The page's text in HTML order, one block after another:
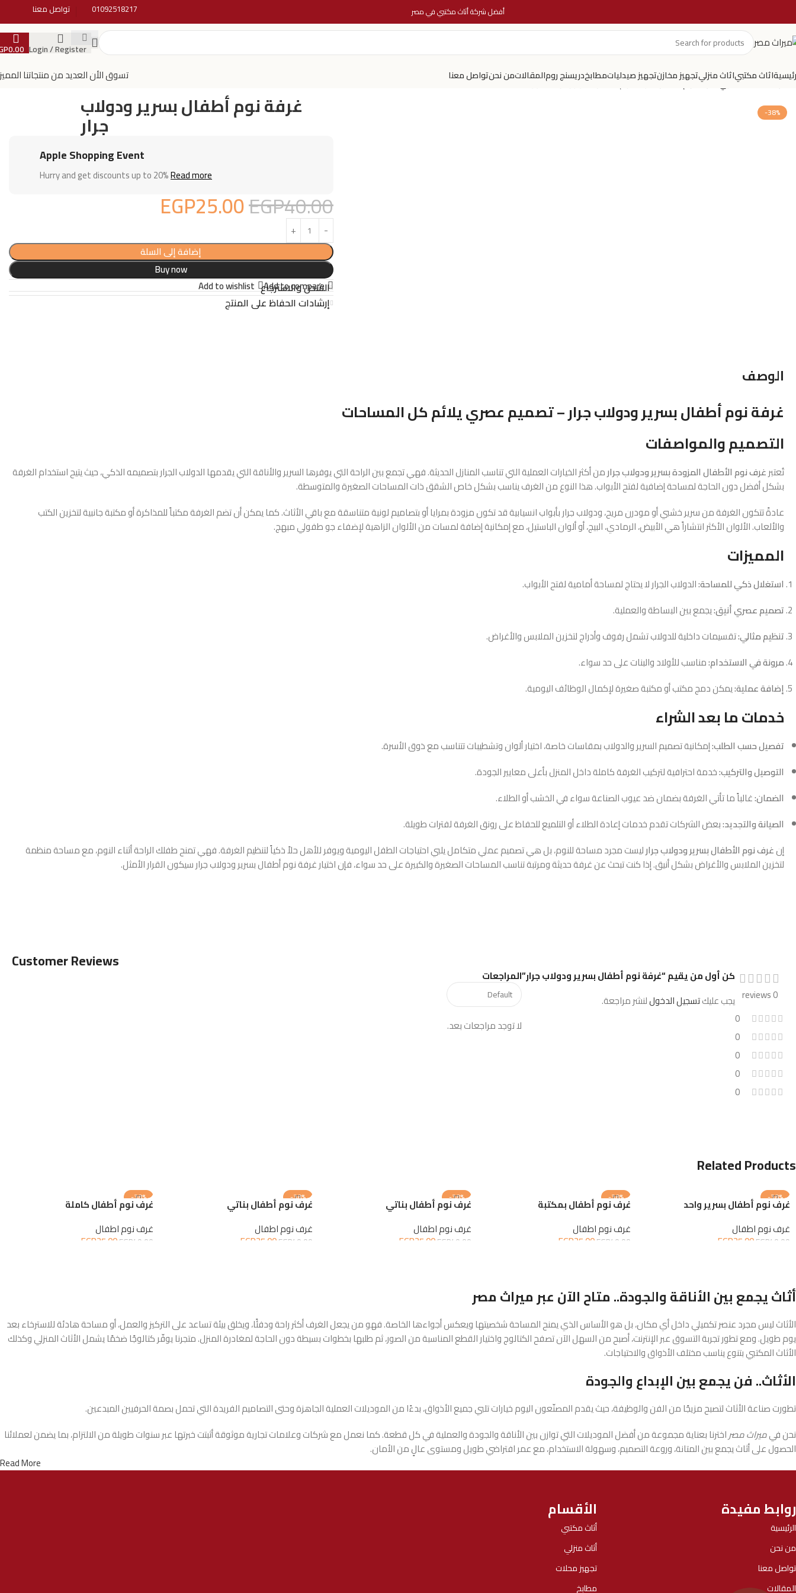
أفضل شركة أثاث مكتبي في مصر 01092518217 تواصل معنا
Login / Register
0.00
اثاث مكتبياثاث منزليتجهيز مخازنتجهيز صيدلياتمطابخدريسنج رومالمقالاتمن نحنتواصل معنا تسوق الأن العديد من منتجاتنا الرئيسية اثاث منزلي غرف نوم اطفال غرفة نوم أطفال بسرير ودولاب جرار
-38% غرفة نوم أطفال بسرير ودولاب
جرار
Apple Shopping Event
Hurry and get discounts up to 20%Read more
EGP40.00
EGP25.00
إضافة إلى السلة
Buy now
Add to compare
Add to wishlist الشحن والاسترجاع
إرشادات الحفاظ على المنتج
الوصف
غرفة نوم أطفال بسرير ودولاب جرار – تصميم عصري يلائم كل المساحات
التصميم والمواصفات
تُعتبرغرف نوم الأطفال المزودة بسرير ودولاب جرارمن أكثر الخيارات العملية التي تناسب المنازل الحديثة. فهي تجمع بين الراحة التي يوفرها السرير والأناقة التي يقدمها الدولاب الجرار بتصميمه الذكي، حيث يتيح استخدام الغرفة
بشكل أفضل دون الحاجة لمساحة إضافية لفتح الأبواب. هذا النوع من الغرف يناسب بشكل خاص الشقق ذات المساحات الصغيرة والمتوسطة.
عادةً تتكون الغرفة من سرير خشبي أو مودرن مريح، ودولاب جرار بأبواب انسيابية قد تكون مزودة بمرايا أو بتصاميم لونية متناسقة مع باقي الأثاث. كما يمكن أن تضم الغرفة مكتباً للمذاكرة أو مكتبة جانبية لتخزين الكتب
والألعاب. الألوان الأكثر انتشاراً هي الأبيض، الرمادي، البيج، أو ألوان الباستيل، مع إمكانية إضافة لمسات من الألوان الزاهية لإضفاء جو طفولي مبهج.
المميزات
استغلال ذكي للمساحة:الدولاب الجرار لا يحتاج لمساحة أمامية لفتح الأبواب.
تصميم عصري أنيق:يجمع بين البساطة والعملية.
تنظيم مثالي:تقسيمات داخلية للدولاب تشمل رفوف وأدراج لتخزين الملابس والأغراض.
مرونة في الاستخدام:مناسب للأولاد والبنات على حد سواء.
إضافة عملية:يمكن دمج مكتب أو مكتبة صغيرة لإكمال الوظائف اليومية.
خدمات ما بعد الشراء
تفصيل حسب الطلب:إمكانية تصميم السرير والدولاب بمقاسات خاصة، اختيار ألوان وتشطيبات تتناسب مع ذوق الأسرة.
التوصيل والتركيب:خدمة احترافية لتركيب الغرفة كاملة داخل المنزل بأعلى معايير الجودة.
الضمان:غالباً ما تأتي الغرفة بضمان ضد عيوب الصناعة سواء في الخشب أو الطلاء.
الصيانة والتجديد:بعض الشركات تقدم خدمات إعادة الطلاء أو التلميع للحفاظ على رونق الغرفة لفترات طويلة.
إنغرف نوم الأطفال بسرير ودولاب جرارليست مجرد مساحة للنوم، بل هي تصميم عملي متكامل يلبي احتياجات الطفل اليومية ويوفر للأهل حلاً ذكياً لتنظيم الغرفة. فهي تمنح طفلك الراحة أثناء النوم، مع مساحة منظمة
لتخزين الملابس والأغراض بشكل أنيق. إذا كنت تبحث عن غرفة حديثة ومرتبة تناسب المساحات الصغيرة والكبيرة على حد سواء، فإن اختيار غرفة نوم أطفال بسرير ودولاب جرار سيكون القرار الأمثل.
Customer Reviews
0 reviews
0
0
0
0
0
المراجعات
لا توجد مراجعات بعد.
كن أول من يقيم “غرفة نوم أطفال بسرير ودولاب جرار”
يجب عليكتسجيل الدخوللنشر مراجعة.
Related Products
-38%
غرف نوم أطفال بسرير واحد
غرف نوم اطفال
EGP40.00
EGP25.00
-38%
غرف نوم أطفال بمكتبة
غرف نوم اطفال
EGP40.00
EGP25.00
-38%
غرف نوم أطفال بناتي
غرف نوم اطفال
EGP40.00
EGP25.00
-38%
غرف نوم أطفال بناتي
غرف نوم اطفال
EGP40.00
EGP25.00
-38%
غرف نوم أطفال كاملة
غرف نوم اطفال
EGP40.00
EGP25.00
أثاث يجمع بين الأناقة والجودة.. متاح الآن عبر ميراث مصر
الأثاث ليس مجرد عنصر تكميلي داخل أي مكان، بل هو الأساس الذي يمنح المساحة شخصيتها ويعكس أجواءها الخاصة. فهو من يجعل الغرف أكثر راحة ودفئًا، ويخلق بيئة تساعد على التركيز والعمل، أو مساحة هادئة للاسترخاء بعد
يوم طويل. ومع تطور تجربة التسوق عبر الإنترنت، أصبح من السهل الآن تصفح الكتالوج واختيار القطع المناسبة من الصور، ثم طلبها بخطوات بسيطة دون الحاجة لمغادرة المنزل. متجرنا يوفّر كتالوجًا ضخمًا يشمل الأثاث المنزلي وكذلك
الأثاث المكتبي بتنوع يناسب مختلف الأذواق والاحتياجات.
الأثاث.. فن يجمع بين الإبداع والجودة
تطورت صناعة الأثاث لتصبح مزيجًا من الفن والوظيفة، حيث يقدم المصنّعون اليوم خيارات تلبي جميع الأذواق، بدءًا من الموديلات العملية الجاهزة وحتى التصاميم الفريدة التي تحمل بصمة الحرفيين المبدعين.
نحن فيميراث مصراخترنا بعناية مجموعة من أفضل الموديلات التي توازن بين الأناقة والجودة والعملية في كل قطعة. كما نعمل مع شركات وعلامات تجارية موثوقة أثبتت خبرتها عبر سنوات طويلة من الالتزام، بما يضمن لعملائنا
الحصول على أثاث يجمع بين المتانة، وروعة التصميم، وسهولة الاستخدام، مع عمر افتراضي طويل ومستوى عالٍ من الأمان.
Read More
روابط مفيدة
الرئيسية
من نحن
تواصل معنا
المقالات
الأقسام
أثاث مكتبي
أثاث منزلي
تجهيز محلات
مطابخ